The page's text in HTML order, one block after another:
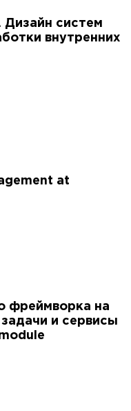
Дизайн систем
внутренних
at
фреймворка на
и сервисы